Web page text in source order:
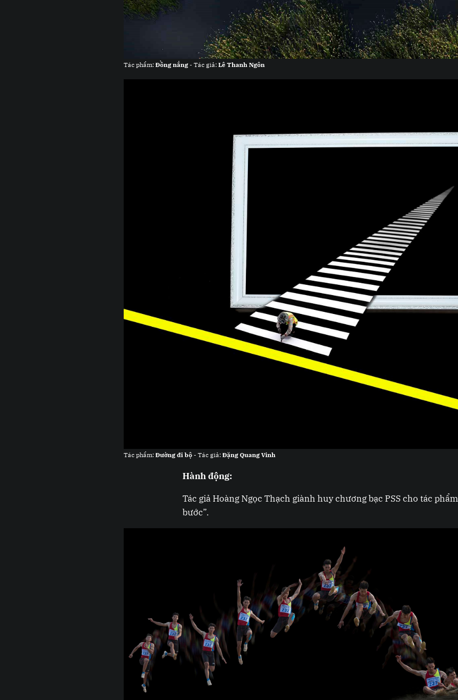
Tác phẩm: Đồng nắng - Tác giả: Lê Thanh Ngôn
Tác phẩm: Đường đi bộ - Tác giả: Đặng Quang Vinh
Hành động:
Tác giả Hoàng Ngọc Thạch giành huy chương bạc PSS cho tác
bước”.